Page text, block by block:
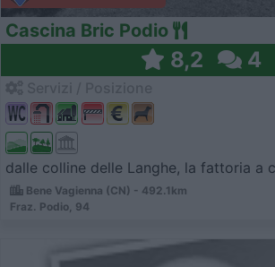
Cascina Bric Podio
8,2 4
dalle colline delle Langhe, la fattoria a
Bene Vagienna (CN) - 492.1km
Fraz. Podio, 94